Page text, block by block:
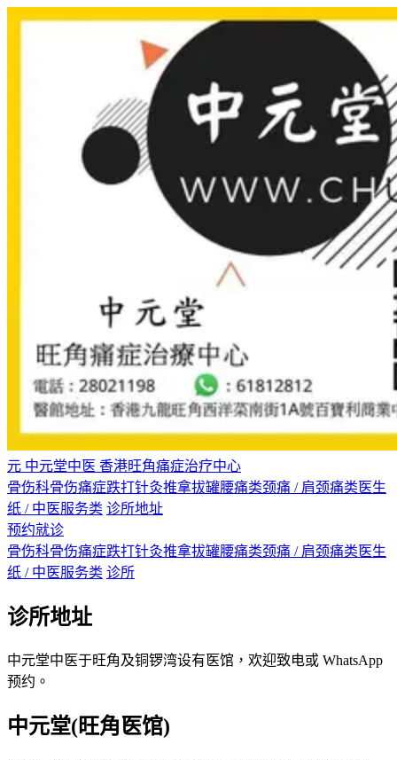
元 中元堂中医 香港旺角痛症治疗中心
骨伤科骨伤痛症跌打针灸推拿拔罐腰痛类颈痛 / 肩颈痛类 医生
纸 / 中医服务类 诊所地址
预约就诊
骨伤科骨伤痛症跌打针灸推拿拔罐腰痛类颈痛 / 肩颈痛类 医生
纸 / 中医服务类 诊所
诊所地址
中元堂中医于旺角及铜锣湾设有医馆，欢迎致电或 WhatsApp
预约。
中元堂(旺角医馆)